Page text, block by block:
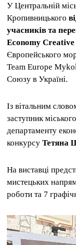
У Центральній
Кропивницького
учасників та
Economy
Європейського
Team Europe
Союзу в Україні.
Із вітальним
заступник
департаменту
конкурсу Тетяна
На виставці
мистецьких
роботи та 7